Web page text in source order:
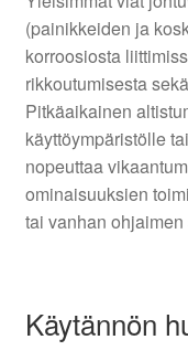
(painikkeiden ja
korroosiosta
rikkoutumisesta
Pitkäaikainen
käyttöympäristölle
nopeuttaa
ominaisuuksien
tai vanhan ohjaimen
Käytännön